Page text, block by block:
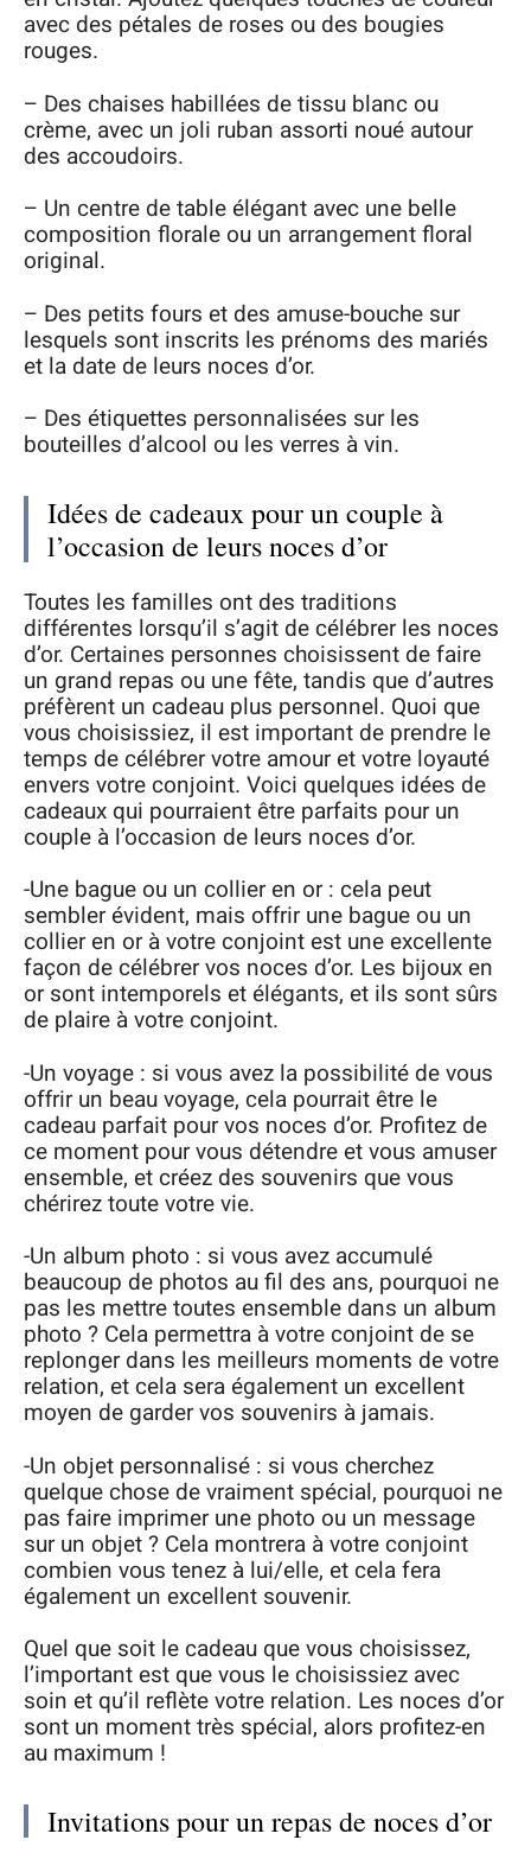
avec des pétales de roses ou des bougies
rouges.
– Des chaises habillées de tissu blanc ou
crème, avec un joli ruban assorti noué autour
des accoudoirs.
– Un centre de table élégant avec une belle
composition florale ou un arrangement floral
original.
– Des petits fours et des amuse-bouche sur
lesquels sont inscrits les prénoms des mariés
et la date de leurs noces d’or.
– Des étiquettes personnalisées sur les
bouteilles d’alcool ou les verres à vin.
Idées de cadeaux pour un couple à
l’occasion de leurs noces d’or
Toutes les familles ont des traditions
différentes lorsqu’il s’agit de célébrer les noces
d’or. Certaines personnes choisissent de faire
un grand repas ou une fête, tandis que d’autres
préfèrent un cadeau plus personnel. Quoi que
vous choisissiez, il est important de prendre le
temps de célébrer votre amour et votre loyauté
envers votre conjoint. Voici quelques idées de
cadeaux qui pourraient être parfaits pour un
couple à l’occasion de leurs noces d’or.
-Une bague ou un collier en or : cela peut
sembler évident, mais offrir une bague ou un
collier en or à votre conjoint est une excellente
façon de célébrer vos noces d’or. Les bijoux en
or sont intemporels et élégants, et ils sont sûrs
de plaire à votre conjoint.
-Un voyage : si vous avez la possibilité de vous
offrir un beau voyage, cela pourrait être le
cadeau parfait pour vos noces d’or. Profitez de
ce moment pour vous détendre et vous amuser
ensemble, et créez des souvenirs que vous
chérirez toute votre vie.
-Un album photo : si vous avez accumulé
beaucoup de photos au fil des ans, pourquoi ne
pas les mettre toutes ensemble dans un album
photo ? Cela permettra à votre conjoint de se
replonger dans les meilleurs moments de votre
relation, et cela sera également un excellent
moyen de garder vos souvenirs à jamais.
-Un objet personnalisé : si vous cherchez
quelque chose de vraiment spécial, pourquoi ne
pas faire imprimer une photo ou un message
sur un objet ? Cela montrera à votre conjoint
combien vous tenez à lui/elle, et cela fera
également un excellent souvenir.
Quel que soit le cadeau que vous choisissez,
l’important est que vous le choisissiez avec
soin et qu’il reflète votre relation. Les noces d’or
sont un moment très spécial, alors profitez-en
au maximum !
Invitations pour un repas de noces d’or